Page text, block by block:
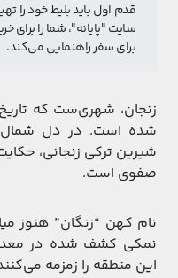
قدم اول باید بلیط خود را
برای سفر راهنمایی می‌کند.
زنجان، شهری‌ست که
شده است. در دل شمال
شیرین ترکی زنجانی،
صفوی است.
نام کهن “زنگان” هنوز
نمکی کشف شده در معدن
این منطقه را زمزمه